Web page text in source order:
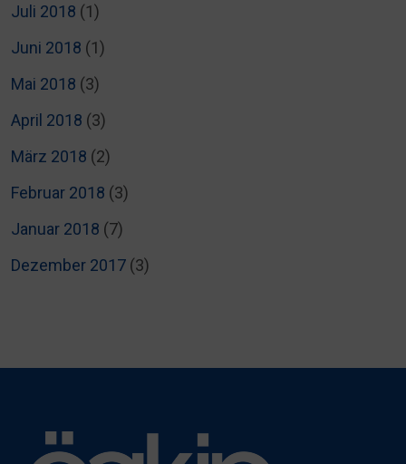
Juli 2018 (1)
Juni 2018 (1)
Mai 2018 (3)
April 2018 (3)
März 2018 (2)
Februar 2018 (3)
Januar 2018 (7)
Dezember 2017 (3)